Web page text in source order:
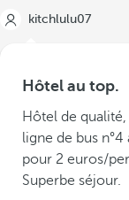
kitchlulu07
Hôtel au top.
Hôtel de
ligne de bus
pour 2 euros/
Superbe séjour.